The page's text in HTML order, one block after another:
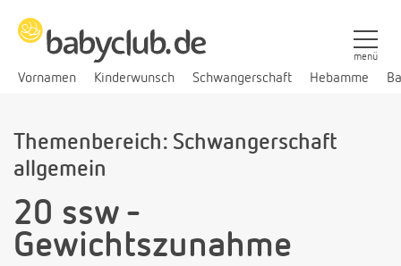
Vornamen Kinderwunsch Schwangerschaft Hebamme
menü
Themenbereich: Schwangerschaft
allgemein
20 ssw -
Gewichtszunahme